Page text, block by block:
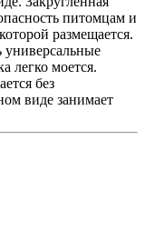
питомцам и
размещается.
универсальные
легко моется.
без
виде занимает